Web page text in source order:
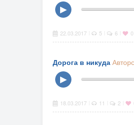
▶
22.03.2017 5 6 0
Дорога в никуда
▶
18.03.2017 11 2